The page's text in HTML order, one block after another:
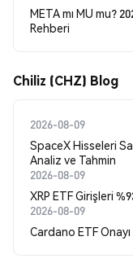
META mı MU mu?
Rehberi
Chiliz (CHZ) Blog
2026-08-09
SpaceX Hisseleri
Analiz ve Tahmin
2026-08-09
XRP ETF Girişleri
2026-08-09
Cardano ETF